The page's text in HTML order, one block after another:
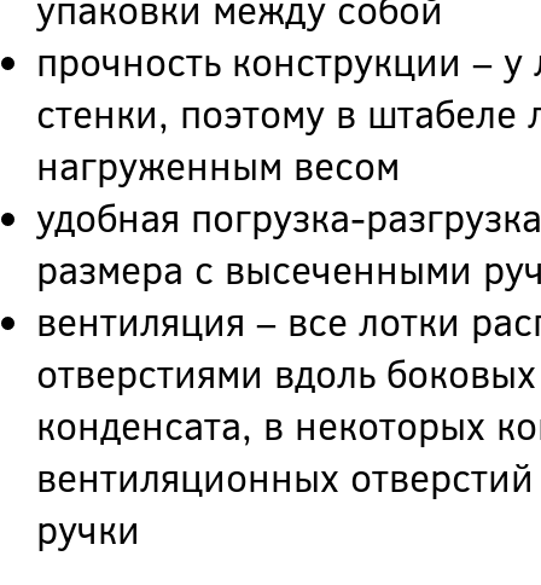
прочность конструкции –
стенки, поэтому в штабеле
нагруженным весом
удобная погрузка-
размера с высеченными
вентиляция – все лотки
отверстиями вдоль
конденсата, в некоторых
вентиляционных
ручки